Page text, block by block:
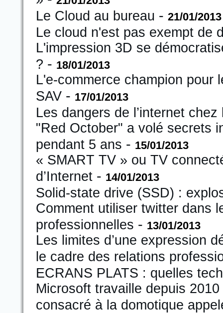
Le Cloud au bureau - 21/01/2013
Le cloud n'est pas exempt de
L'impression 3D se
? - 18/01/2013
L'e-commerce champion pour
SAV - 17/01/2013
Les dangers de l’internet
"Red October" a volé secrets
pendant 5 ans - 15/01/2013
« SMART TV » ou TV
d’Internet - 14/01/2013
Solid-state drive (SSD) :
Comment utiliser twitter dans
professionnelles - 13/01/2013
Les limites d’une expression
le cadre des relations
ECRANS PLATS : quelles
Microsoft travaille depuis
consacré à la domotique